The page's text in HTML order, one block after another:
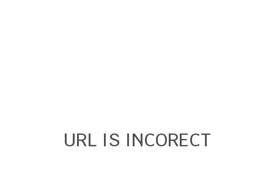
URL IS INCORECT